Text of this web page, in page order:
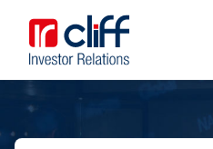
contenu
principal
Aller directement au contenu